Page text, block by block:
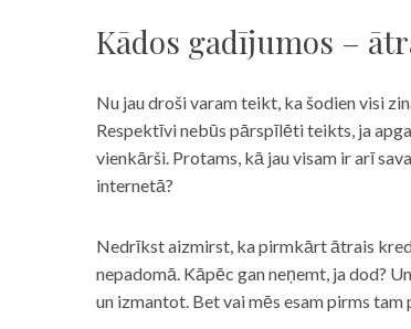
Kādos gadījumos –
Nu jau droši varam teikt, ka šodien visi
Respektīvi nebūs pārspīlēti teikts, ja
vienkārši. Protams, kā jau visam ir arī
internetā?
Nedrīkst aizmirst, ka pirmkārt ātrais
nepadomā. Kāpēc gan neņemt, ja dod?
un izmantot. Bet vai mēs esam pirms